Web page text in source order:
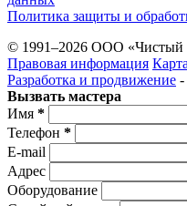
Политика защиты и
© 1991–2026 ООО «Чистый
Правовая информация
Разработка и продвижение -
Вызвать мастера
Имя *
Телефон *
E-mail
Адрес
Оборудование